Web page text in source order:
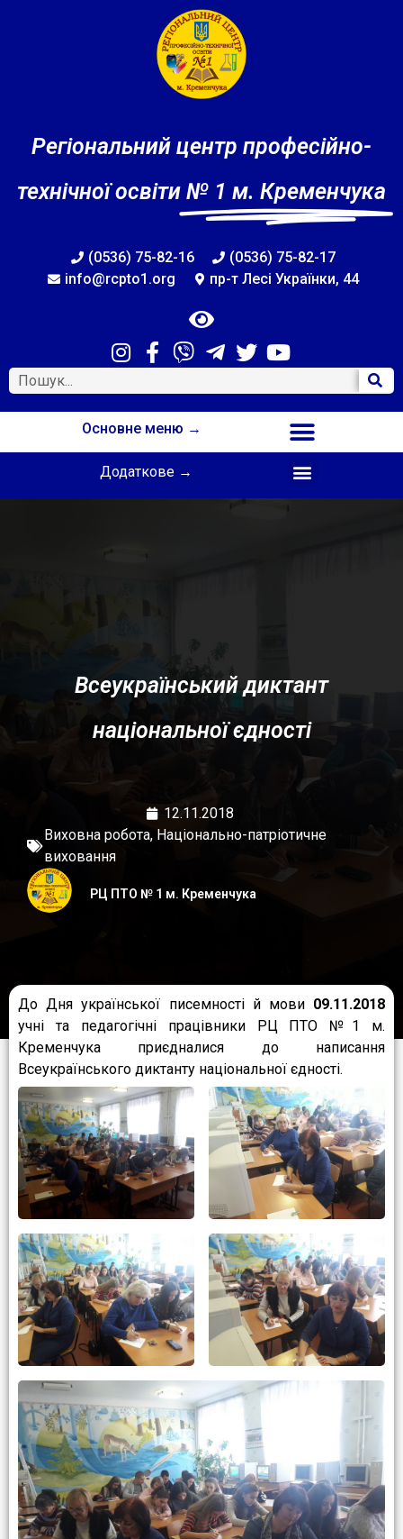
Регіональний центр професійно-
технічної освіти № 1 м. Кременчука
(0536) 75-82-16
(0536) 75-82-17
info@rcpto1.org
пр-т Лесі Українки, 44
Основне меню →
Додаткове →
Всеукраїнський диктант
національної єдності
12.11.2018
Виховна робота, Національно-патріотичне
виховання
РЦ ПТО № 1 м. Кременчука
До Дня української писемності й мови 09.11.2018
учні та педагогічні працівники РЦ ПТО №1 м.
Кременчука приєдналися до написання
Всеукраїнського диктанту національної єдності.